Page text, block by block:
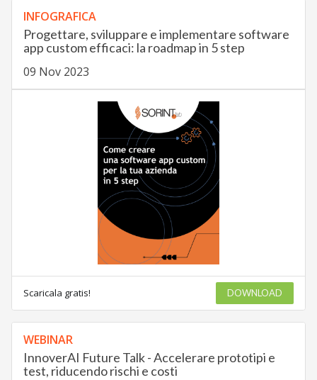
INFOGRAFICA
Progettare, sviluppare e implementare software
app custom efficaci: la roadmap in 5 step
09 Nov 2023
Scaricala gratis! DOWNLOAD
WEBINAR
InnoverAI Future Talk - Accelerare prototipi e
test, riducendo rischi e costi